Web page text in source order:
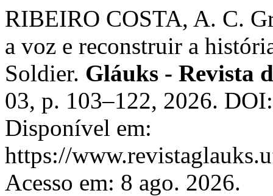
RIBEIRO COSTA, A. C.
a voz e reconstruir a
Soldier. Gláuks - Revista
03, p. 103–122, 2026.
Disponível em:
https://
Acesso em: 8 ago. 2026.